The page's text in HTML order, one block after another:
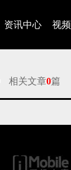
资讯中心 视频
相关文章0篇